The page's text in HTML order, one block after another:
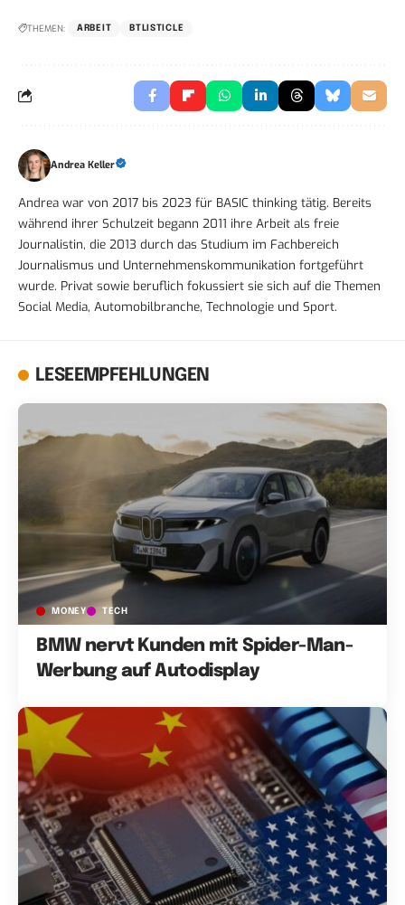
THEMEN: ARBEIT BTLISTICLE
Andrea Keller
Andrea war von 2017 bis 2023 für BASIC thinking tätig. Bereits
während ihrer Schulzeit begann 2011 ihre Arbeit als freie
Journalistin, die 2013 durch das Studium im Fachbereich
Journalismus und Unternehmenskommunikation fortgeführt
wurde. Privat sowie beruflich fokussiert sie sich auf die Themen
Social Media, Automobilbranche, Technologie und Sport.
LESEEMPFEHLUNGEN
MONEY TECH
BMW nervt Kunden mit Spider-Man-
Werbung auf Autodisplay